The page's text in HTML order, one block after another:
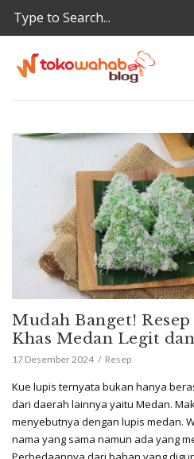
Mudah Banget!
Khas Medan Legit
17 Desember 2024 Resep
Kue lupis ternyata bukan hanya
dari daerah lainnya yaitu Medan.
menyebutnya dengan lupis medan.
nama yang sama namun ada yang